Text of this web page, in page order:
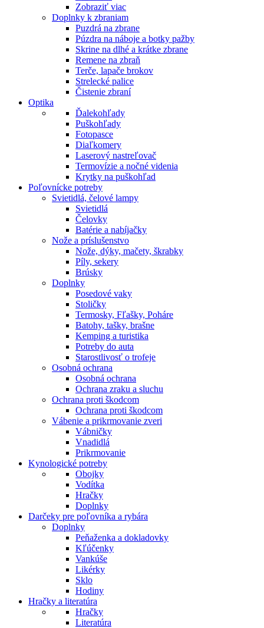
Zobraziť viac
Doplnky k zbraniam
Puzdrá na zbrane
Púzdra na náboje a botky pažby
Skrine na dlhé a krátke zbrane
Remene na zbraň
Terče, lapače brokov
Strelecké palice
Čistenie zbraní
Optika
Ďalekohľady
Puškohľady
Fotopasce
Diaľkomery
Laserový nastreľovač
Termovízie a nočné videnia
Krytky na puškohľad
Poľovnícke potreby
Svietidlá, čelové lampy
Svietidlá
Čelovky
Batérie a nabíjačky
Nože a príslušenstvo
Nože, dýky, mačety, škrabky
Píly, sekery
Brúsky
Doplnky
Posedové vaky
Stoličky
Termosky, Fľašky, Poháre
Batohy, tašky, brašne
Kemping a turistika
Potreby do auta
Starostlivosť o trofeje
Osobná ochrana
Osobná ochrana
Ochrana zraku a sluchu
Ochrana proti škodcom
Ochrana proti škodcom
Vábenie a prikrmovanie zveri
Vábničky
Vnadidlá
Prikrmovanie
Kynologické potreby
Obojky
Vodítka
Hračky
Doplnky
Darčeky pre poľovníka a rybára
Doplnky
Peňaženka a dokladovky
Kľúčenky
Vankúše
Likérky
Sklo
Hodiny
Hračky a literatúra
Hračky
Literatúra